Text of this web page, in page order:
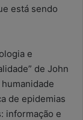
está sendo
e
de John
de epidemias
informação e